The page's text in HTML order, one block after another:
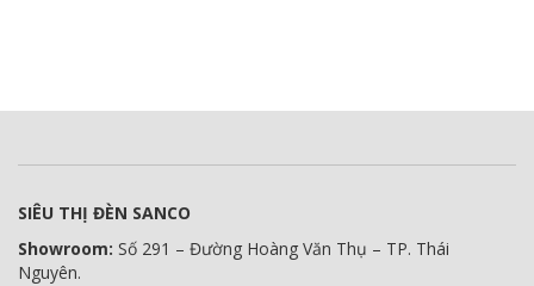
SIÊU THỊ ĐÈN SANCO
Showroom: Số 291 – Đường Hoàng Văn Thụ – TP. Thái
Nguyên.